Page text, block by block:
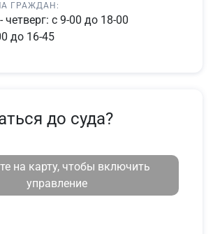
ГРАЖДАН:
с 9-00 до 18-00
до 16-45
до суда?
на карту, чтобы включить
управление